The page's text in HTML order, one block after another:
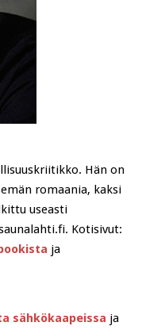
Hän on
romaania, kaksi
useasti
Kotisivut:
ja
sähkökaapeissa ja